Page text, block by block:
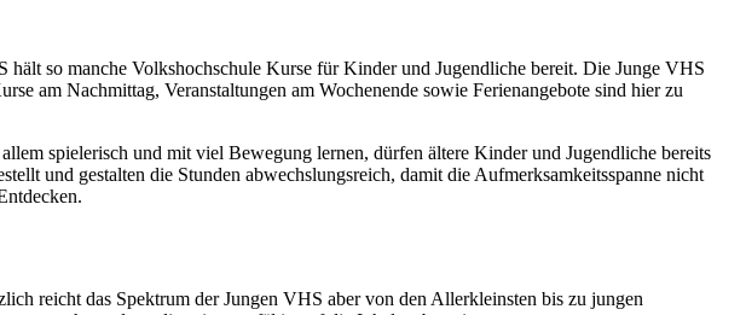
so manche Volkshochschule Kurse für Kinder und Jugendliche bereit. Die Junge VHS
am Nachmittag, Veranstaltungen am Wochenende sowie Ferienangebote sind hier zu
spielerisch und mit viel Bewegung lernen, dürfen ältere Kinder und Jugendliche bereits
und gestalten die Stunden abwechslungsreich, damit die Aufmerksamkeitsspanne nicht
reicht das Spektrum der Jungen VHS aber von den Allerkleinsten bis zu jungen